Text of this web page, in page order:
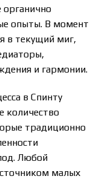
органично
опыты. В момент
в текущий миг,
и гармонии.
в Спинту
количество
традиционно
Любой
малых